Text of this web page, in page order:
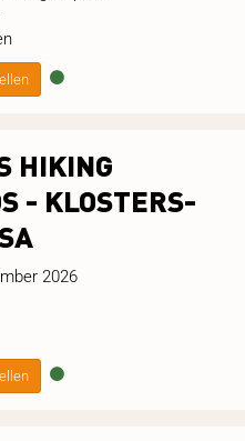
HIKING
- KLOSTERS-
2026